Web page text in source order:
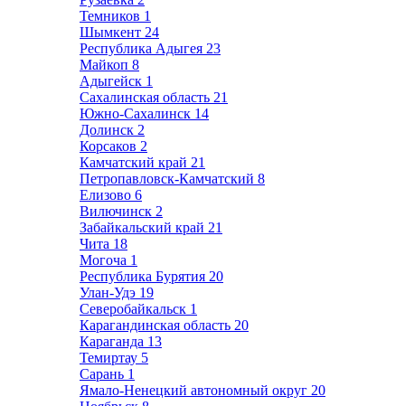
Темников 1
Шымкент 24
Республика Адыгея 23
Майкоп 8
Адыгейск 1
Сахалинская область 21
Южно-Сахалинск 14
Долинск 2
Корсаков 2
Камчатский край 21
Петропавловск-Камчатский 8
Елизово 6
Вилючинск 2
Забайкальский край 21
Чита 18
Могоча 1
Республика Бурятия 20
Улан-Удэ 19
Северобайкальск 1
Карагандинская область 20
Караганда 13
Темиртау 5
Сарань 1
Ямало-Ненецкий автономный округ 20